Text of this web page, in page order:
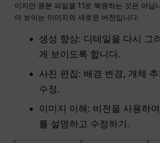
이지만 원본 파일을 1:1로 복원하는 것은 아닙
아 보이는 이미지의 새로운 버전입니다.
생성 향상: 디테일을 다시 그
게 보이도록 합니다.
사진 편집: 배경 변경, 개체
수정.
이미지 이해: 비전을 사용하
를 설명하고 수정하기.